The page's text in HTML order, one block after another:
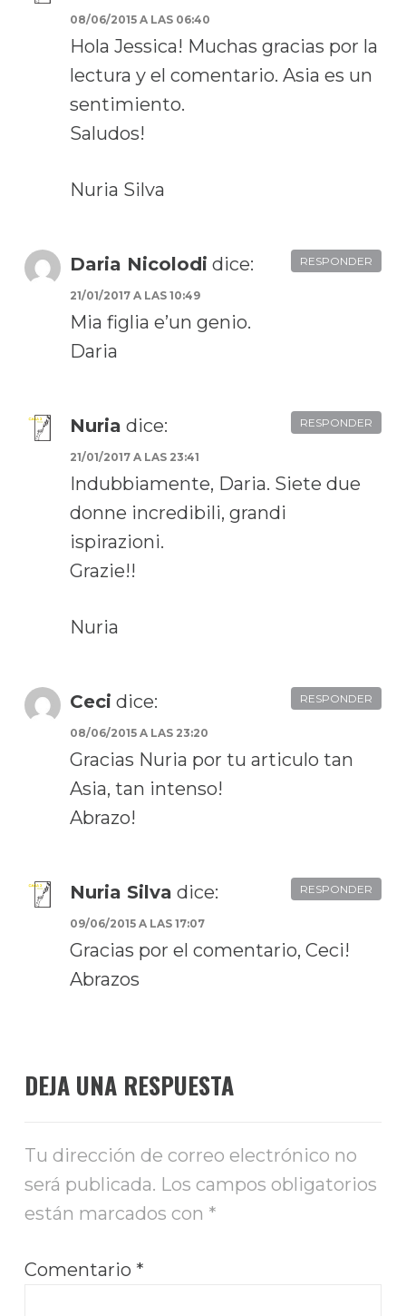
08/06/2015 A LAS 06:40
Hola Jessica! Muchas gracias por la
lectura y el comentario. Asia es un
sentimiento.
Saludos!
Nuria Silva
Daria Nicolodi dice:
21/01/2017 A LAS 10:49
Mia figlia e’un genio.
Daria
RESPONDER
Nuria dice:
21/01/2017 A LAS 23:41
Indubbiamente, Daria. Siete due
donne incredibili, grandi
ispirazioni.
Grazie!!
Nuria
RESPONDER
Ceci dice:
08/06/2015 A LAS 23:20
Gracias Nuria por tu articulo tan
Asia, tan intenso!
Abrazo!
RESPONDER
Nuria Silva dice:
09/06/2015 A LAS 17:07
Gracias por el comentario, Ceci!
Abrazos
RESPONDER
DEJA UNA RESPUESTA
Tu dirección de correo electrónico no
será publicada. Los campos obligatorios
están marcados con *
Comentario *